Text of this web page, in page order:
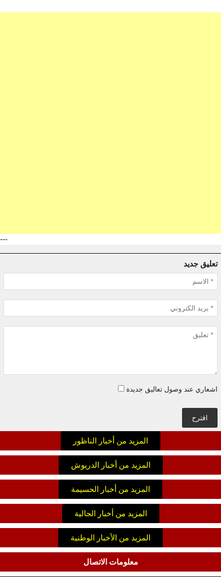
---
تعليق جديد
اشعاري عند وصول تعاليق جديدة
اقترح
المزيد من أخبار الناظور
المزيد من أخبار الدريوش
المزيد من أخبار الحسيمة
المزيد من أخبار الجالية
المزيد من الأخبار الوطنية
معلومات الاتصال